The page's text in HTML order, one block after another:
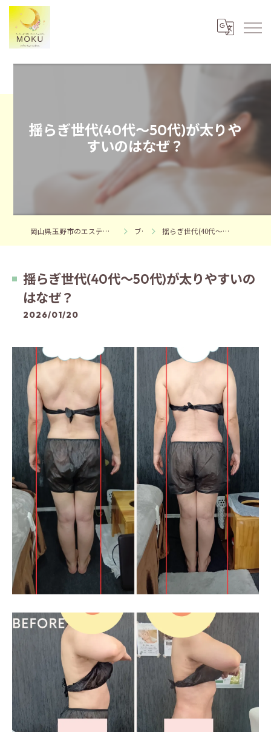
揺らぎ世代(40代～50代)が太りや
すいのはなぜ？
岡山県玉野市のエステならフェイシャルエステサロンMOKU ブログ 揺らぎ世代(40代～50代)が太りやすいのはなぜ？
揺らぎ世代(40代～50代)が太りやすいの
はなぜ？
2026/01/20